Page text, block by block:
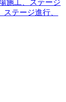
施工、ステージ
テージ進行、